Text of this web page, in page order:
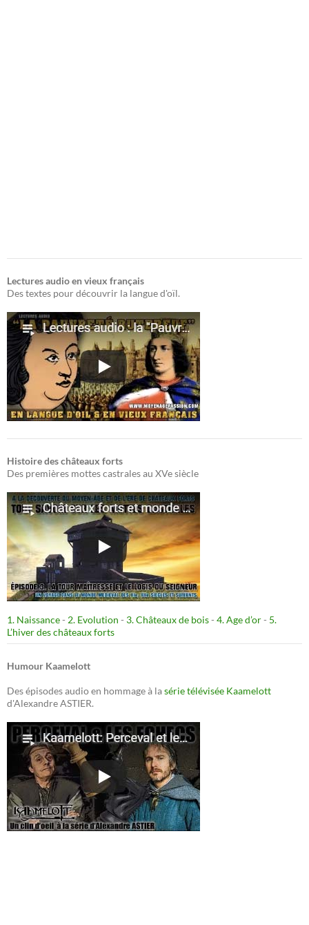
Lectures audio en vieux français
Des textes pour découvrir la langue d'oïl.
Histoire des châteaux forts
Des premières mottes castrales au XVe siècle
1. Naissance- 2. Evolution - 3. Châteaux de bois- 4. Age d’or- 5.
L’hiver des châteaux forts
Humour Kaamelott
Des épisodes audio en hommage à lasérie télévisée Kaamelott
d'Alexandre ASTIER.